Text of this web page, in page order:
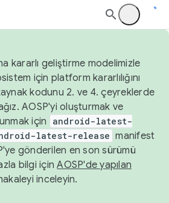
kararlı geliştirme modelimizle
için platform kararlılığını
kodunu 2. ve 4. çeyreklerde
AOSP'yi oluşturmak ve
için
android-latest-
latest-release manifest
gönderilen en son sürümü
bilgi içinAOSP'de yapılan
inceleyin.